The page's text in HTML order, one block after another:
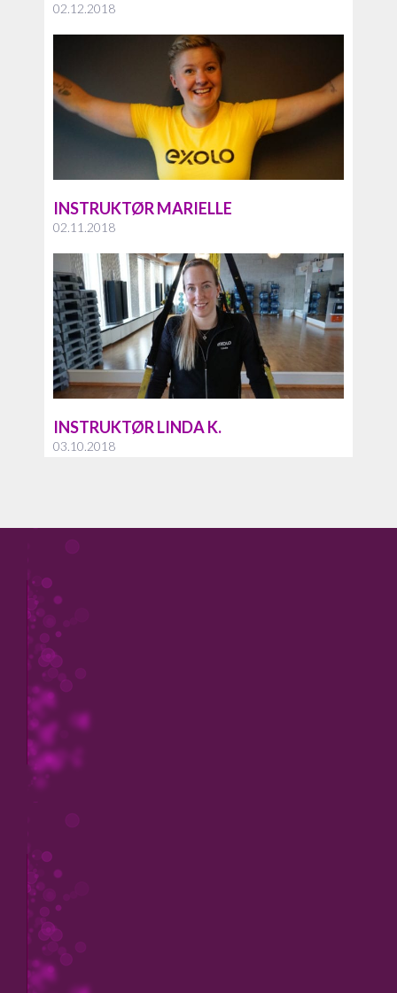
02.12.2018
INSTRUKTØR MARIELLE
02.11.2018
INSTRUKTØR LINDA K.
03.10.2018